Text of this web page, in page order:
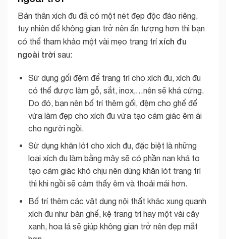
Bản thân xích đu đã có một nét đẹp độc đáo riêng,
tuy nhiên để không gian trở nên ấn tượng hơn thì bạn
có thể tham khảo một vài mẹo trang tríxích đu
ngoài trời sau:
Sử dụng gối đệm để trang trí cho xích đu, xích đu
có thể được làm gỗ, sắt, inox,…nên sẽ khá cứng.
Do đó, bạn nên bố trí thêm gối, đệm cho ghế để
vừa làm đẹp cho xích đu vừa tạo cảm giác êm ái
cho người ngồi.
Sử dụng khăn lót cho xích đu, đặc biệt là những
loại xích đu làm bằng mây sẽ có phần nan khá to
tạo cảm giác khó chịu nên dùng khăn lót trang trí
thì khi ngồi sẽ cảm thấy êm và thoải mái hơn.
Bố trí thêm các vật dụng nội thất khác xung quanh
xích đu như bàn ghế, kệ trang trí hay một vài cây
xanh, hoa lá sẽ giúp không gian trở nên đẹp mắt